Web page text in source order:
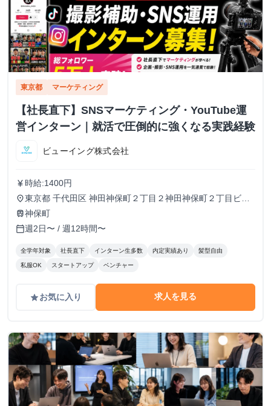
東京都 マーケティング
【社長直下】SNSマーケティング・YouTube運
営インターン｜就活で圧倒的に強くなる実践経験
ビューイング株式会社
currency_yen 時給:1400円
place東京都 千代田区 神田神保町２丁目２神田神保町２丁目ビル
５０２号室
train神保町
calendar_today週2日〜 / 週12時間〜
全学年対象 社長直下 インターン生多数 内定実績あり 髪型自由
私服OK スタートアップ ベンチャー
gradeお気に入り 求人を見る